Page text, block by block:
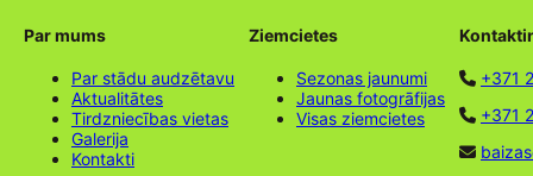
Par mums
Par stādu audzētavu
Aktualitātes
Tirdzniecības vietas
Galerija
Kontakti
Ziemcietes
Sezonas jaunumi
Jaunas fotogrāfijas
Visas ziemcietes
+371
+371